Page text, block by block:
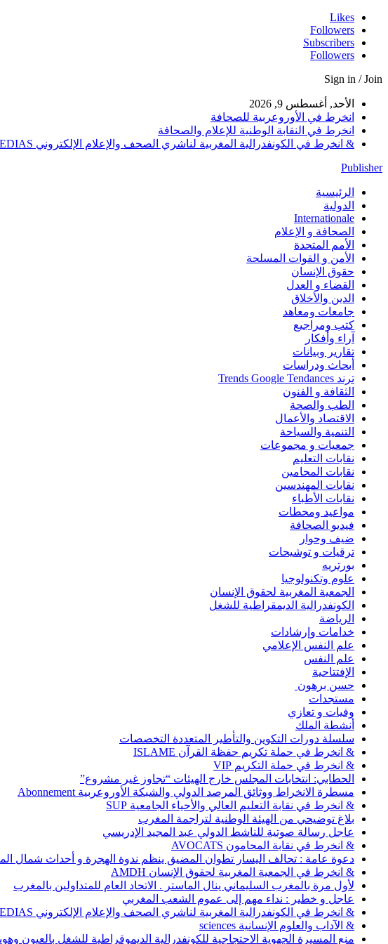
Likes
Followers
Subscribers
Followers
Sign in / Join
الأحد, أغسطس 9, 2026
انخرط في الأوروعربية للصحافة
انخرط في النقابة الوطنية للإعلام والصحافة
& انخرط في الكونفدرالية المغربية لناشري الصحف والإعلام الإلكتروني MEDIAS
Publisher
الرئيسية
الدولية
Internationale
الصحافة و الإعلام
الأمم المتحدة
الأمن و القوات المسلحة
حقوق الإنسان
القضاء و العدل
الدين والأخلاق
جامعات ومعاهد
كتب ومراجيع
آراء وأفكار
تقارير وبيانات
أبحاث ودراسات
ترند Trends Google Tendances
الثقافة و الفنون
الطب والصحة
الاقتصاد والأعمال
التنمية والسياحة
جمعيات و مجموعات
نقابات التعليم
نقابات المحامين
نقابات المهندسين
نقابات الأطباء
مواعيد ومحطات
فيديو الصحافة
ضيف وحوار
ترقيات و توشيحات
بورتريه
علوم وتكنولوجيا
الجمعية المغربية لحقوق الإنسان
الكونفدرالية الديمقراطية للشغل
الرياضة
خدامات وإرشادات
علم النفس الإعلامي
علم النفس
الإفتتاحية
حسن برهون
مستجدات
وفيات و تعازي
أنشطة الملك
سلسلة دورات التكوين والتأطير المتعددة التخصصات
& انخرط في حملة تكريم حفظة القرآن ISLAME
& انخرط في حملة التكريم VIP
الحطابي: انتخابات المجلس خارج الهيئات “تجاوز غير مشروع”
مسطرة الانخراط ووثائق المرصد الدولي والشبكة الأوروعربية Abonnement
& انخرط في نقابة التعليم العالي والأحياء الجامعية SUP
بلاغ توضيحي من الهيئة الوطنية لتراجمة المغرب
عاجل رسالة صوتية للناشط الدولي عبد المجيد الإدريسي
& انخرط في نقابة المحامون AVOCATS
دعوة عامة : تحالف اليسار تطوان المضيق ينظم ندوة الهجرة و أحداث شمال
& انخرط في الجمعية المغربية لحقوق الإنسان AMDH
لأول مرة بالمغرب السليماني ينال الماستر . الاتحاد العام للمتداولين بالمغرب
عاجل و خطير : نداء مهم إلى عموم الشعب المغربي
& انخرط في الكونفدرالية المغربية لناشري الصحف والإعلام الإلكتروني MEDIAS
& الآداب والعلوم الإنسانية sciences
منع المسيرة الجهوية الاحتجاجية للكونفدرالية الديموقراطية للشغل بالعيون